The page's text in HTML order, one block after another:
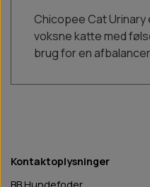
Chicopee Cat Urinary
voksne katte med
brug for en
Kontaktoplysninger